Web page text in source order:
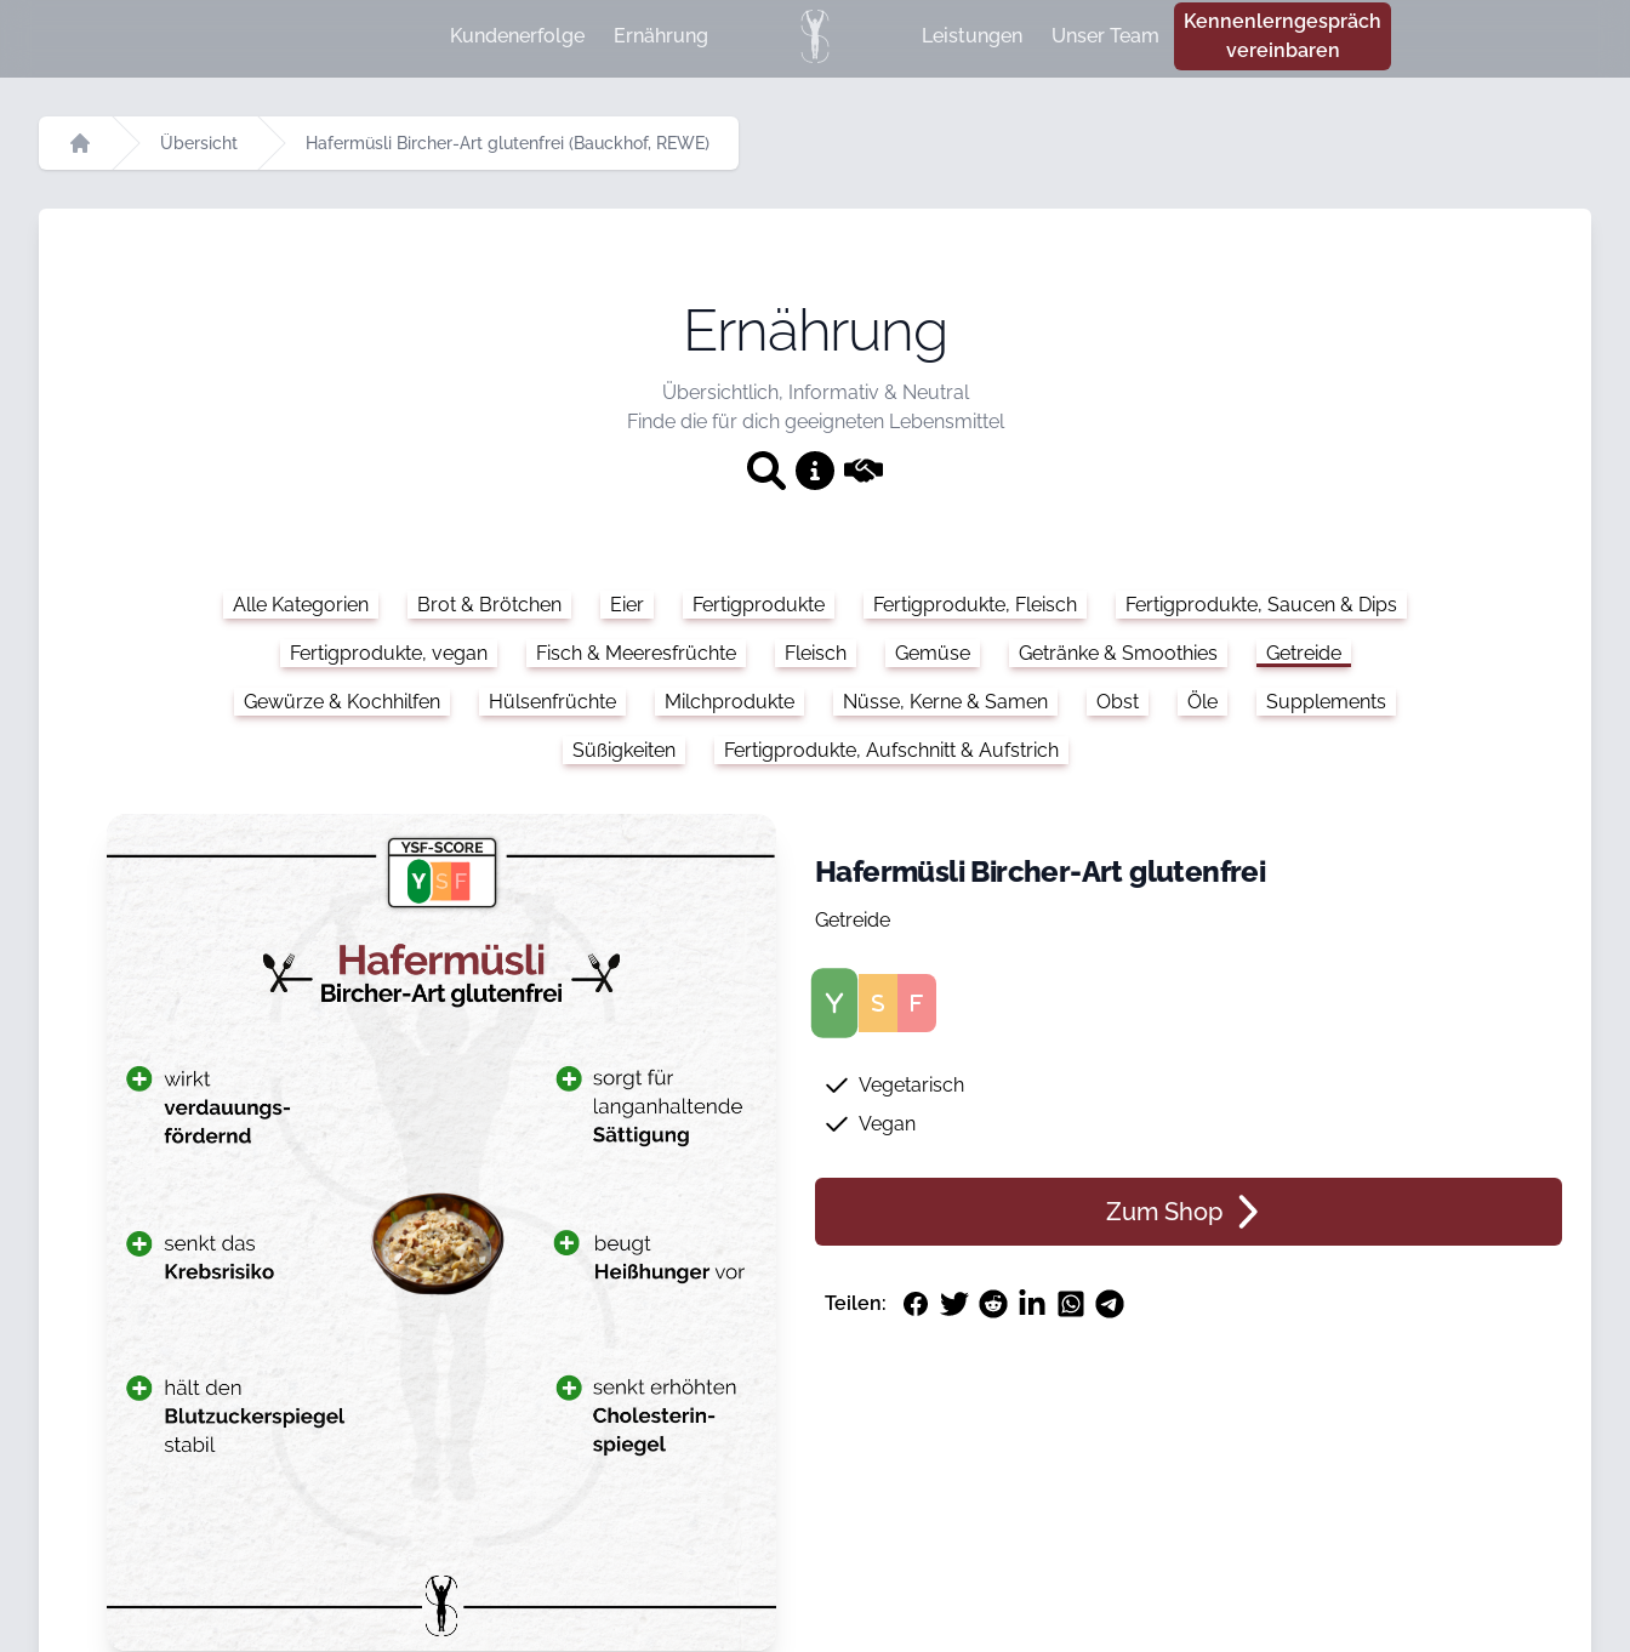
Kundenerfolge Ernährung Leistungen Unser Team
Kennenlerngespräch
vereinbaren
Startseite
Übersicht Hafermüsli Bircher-Art glutenfrei (Bauckhof, REWE)
Ernährung
Übersichtlich, Informativ & Neutral
Finde die für dich geeigneten Lebensmittel
Alle Kategorien Brot & Brötchen Eier Fertigprodukte Fertigprodukte, Fleisch Fertigprodukte, Saucen & Dips
Fertigprodukte, vegan Fisch & Meeresfrüchte Fleisch Gemüse Getränke & Smoothies Getreide
Gewürze & Kochhilfen Hülsenfrüchte Milchprodukte Nüsse, Kerne & Samen Obst Öle Supplements
Süßigkeiten Fertigprodukte, Aufschnitt & Aufstrich
Hafermüsli Bircher-Art glutenfrei
Getreide
Score
Vegetarisch
Vegan
Zum Shop
Teilen: Facebook
TwitterRedditLinkedInWhatsApp
Telegram